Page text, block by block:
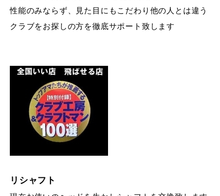
性能のみならず、見た目にもこだわり他の人とは違う
クラブをお探しの方を徹底サポート致します
リシャフト